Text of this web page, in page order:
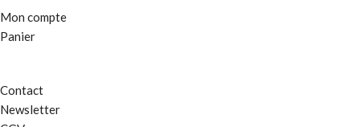
Mon compte
Panier
Contact
Newsletter